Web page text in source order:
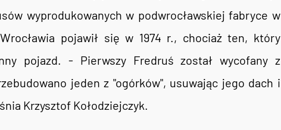
wyprodukowanych w podwrocławskiej fabryce w
pojawił się w 1974 r., chociaż ten, który
pojazd. - Pierwszy Fredruś został wycofany z
jeden z "ogórków", usuwając jego dach i
Krzysztof Kołodziejczyk.